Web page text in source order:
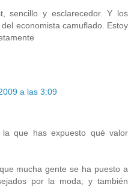
sencillo y esclarecedor. Y los
economista camuflado. Estoy
a las 3:09
que has expuesto qué valor
mucha gente se ha puesto a
por la moda; y también